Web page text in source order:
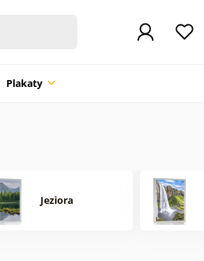
Plakaty
Jeziora